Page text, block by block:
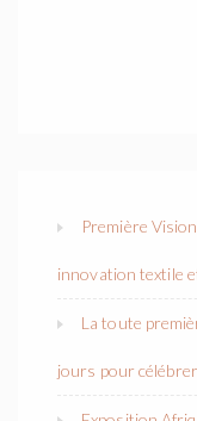
Première
innovation textile
La toute
jours pour